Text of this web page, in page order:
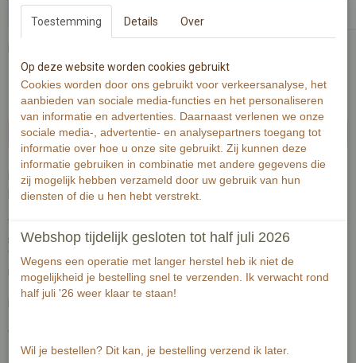
Uitvoering niet leverbaar
Illustratie van een racefiets voor een stenen wand met hangende
planten.
Wenskaart is gedrukt op 300 grams warmwit papier met zichtbaar
structuur.
Wenskaart bevat rechte hoeken. Op de achterzijde is minimale
informatie van de kaart zichtbaar.
De Illustratie is gemaakt met aquarelverf en fineliner.
Wenskaart bevat aan de voorzijde geen tekst.
Toestemming Details Over
Op deze website worden cookies gebruikt
Cookies worden door ons gebruikt voor verkeersanalyse, het
aanbieden van sociale media-functies en het personaliseren
van informatie en advertenties. Daarnaast verlenen we onze
sociale media-, advertentie- en analysepartners toegang tot
informatie over hoe u onze site gebruikt. Zij kunnen deze
informatie gebruiken in combinatie met andere gegevens die
zij mogelijk hebben verzameld door uw gebruik van hun
diensten of die u hen hebt verstrekt.
Webshop tijdelijk gesloten tot half juli 2026
Wegens een operatie met langer herstel heb ik niet de
mogelijkheid je bestelling snel te verzenden. Ik verwacht rond
half juli '26 weer klaar te staan!
Wil je bestellen? Dit kan, je bestelling verzend ik later.